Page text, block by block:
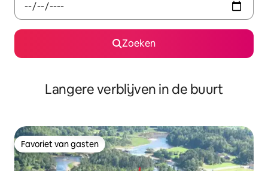
Zoeken
Langere verblijven in de buurt
Favoriet van gasten
Favoriet van gasten